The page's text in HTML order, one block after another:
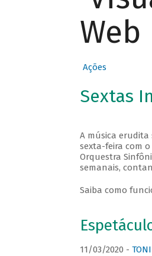
Web
Ações
Sextas
A música erudita
sexta-feira com
Orquestra
semanais,
Saiba como
11/03/2020 -